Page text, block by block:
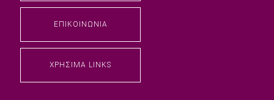
ΕΠΙΚΟΙΝΩΝΊΑ
ΧΡΉΣΙΜΑ LINKS